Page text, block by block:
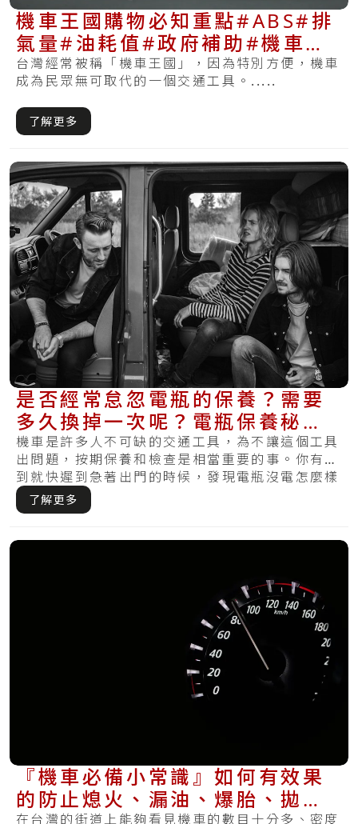
機車王國購物必知重點#ABS#排
氣量#油耗值#政府補助#機車舊
換新
台灣經常被稱「機車王國」，因為特別方便，機車
成為民眾無可取代的一個交通工具。.....
了解更多
是否經常怠忽電瓶的保養？需要
多久換掉一次呢？電瓶保養秘訣
教你如何將電池照料好！
機車是許多人不可缺的交通工具，為不讓這個工具
出問題，按期保養和檢查是相當重要的事。你有遇
到就快遲到急著出門的時候，發現電瓶沒電怎麼樣
皆無.....
了解更多
『機車必備小常識』如何有效果
的防止熄火、漏油、爆胎、拋錨
在台灣的街道上能夠看見機車的數目十分多、密度